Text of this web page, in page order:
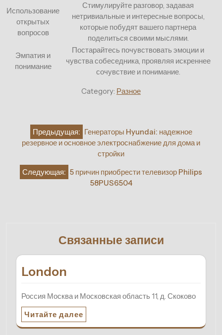
Использование
открытых
вопросов
Стимулируйте разговор, задавая
нетривиальные и интересные вопросы,
которые побудят вашего партнера
поделиться своими мыслями.
Эмпатия и
понимание
Постарайтесь почувствовать эмоции и
чувства собеседника, проявляя искреннее
сочувствие и понимание.
Category: Разное
Навигация
Предыдущая: Генераторы Hyundai: надежное
резервное и основное электроснабжение для дома и
стройки
Следующая: 5 причин приобрести телевизор Philips
58PUS6504
Связанные записи
London
Россия Москва и Московская область 11, д. Скоково
Читайте далее